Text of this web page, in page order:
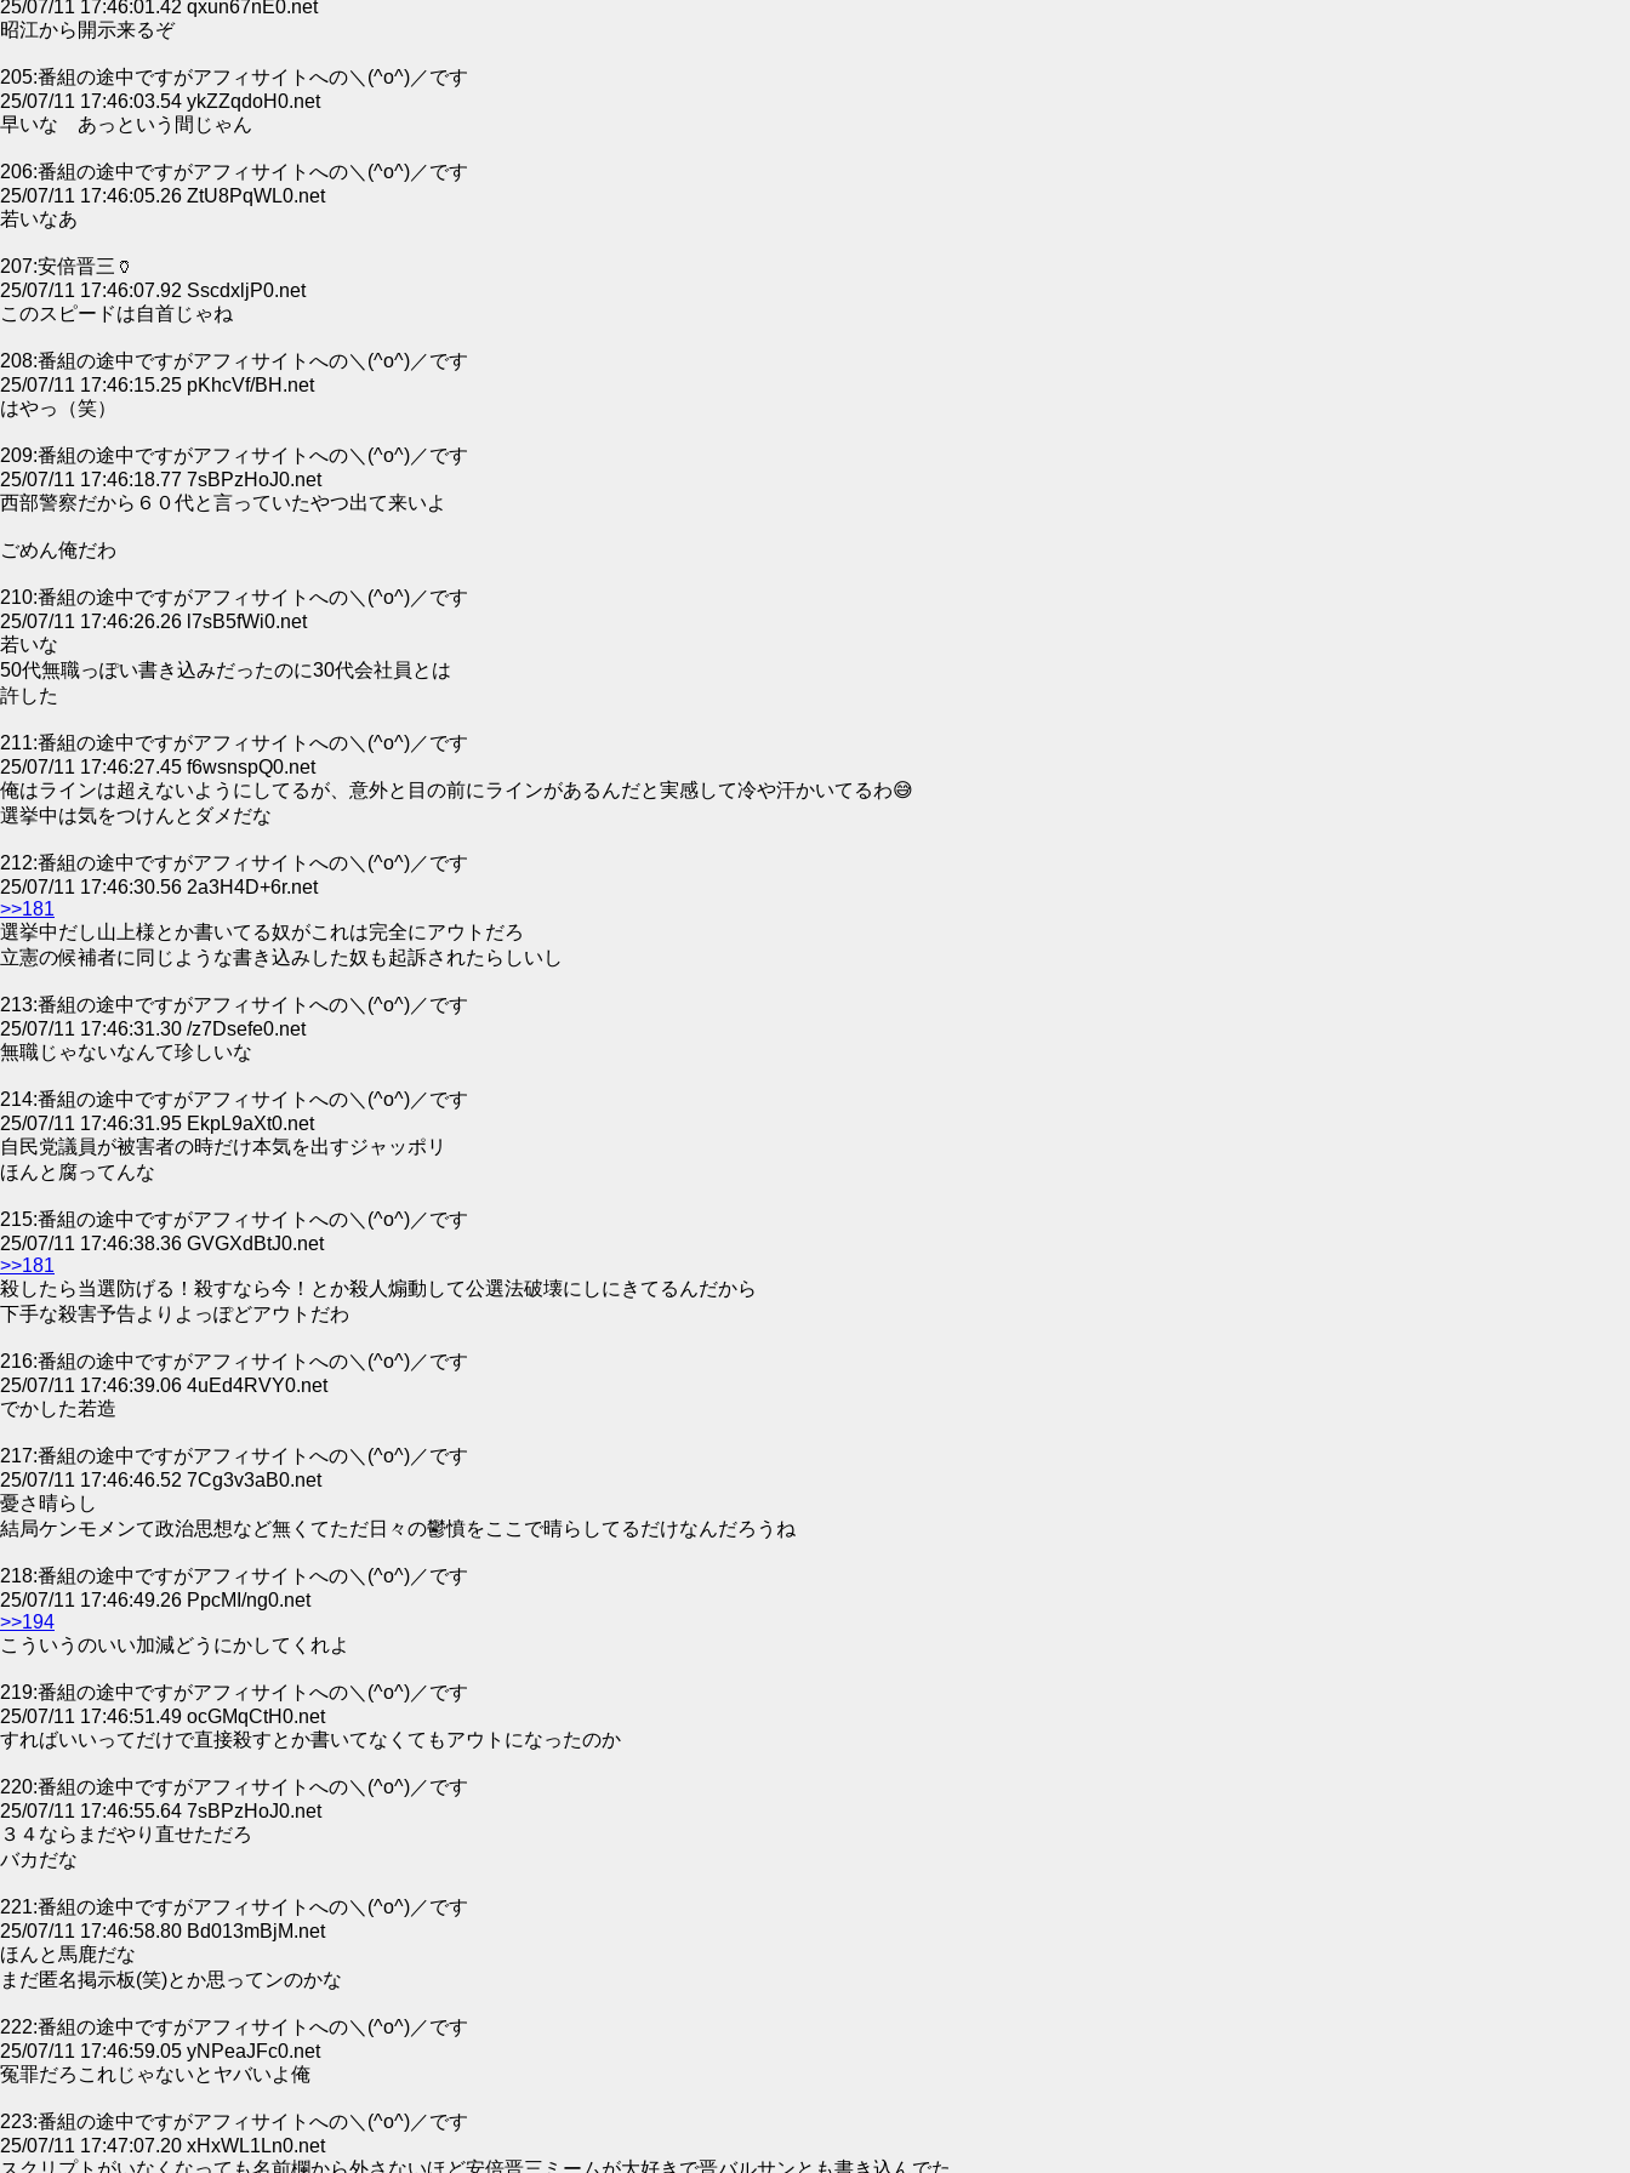
25/07/11 17:46:01.42 qxun67nE0.net
昭江から開示来るぞ
205:番組の途中ですがアフィサイトへの＼(^o^)／です
25/07/11 17:46:03.54 ykZZqdoH0.net
早いな あっという間じゃん
206:番組の途中ですがアフィサイトへの＼(^o^)／です
25/07/11 17:46:05.26 ZtU8PqWL0.net
若いなあ
207:安倍晋三🏺
25/07/11 17:46:07.92 SscdxljP0.net
このスピードは自首じゃね
208:番組の途中ですがアフィサイトへの＼(^o^)／です
25/07/11 17:46:15.25 pKhcVf/BH.net
はやっ（笑）
209:番組の途中ですがアフィサイトへの＼(^o^)／です
25/07/11 17:46:18.77 7sBPzHoJ0.net
西部警察だから６０代と言っていたやつ出て来いよ
ごめん俺だわ
210:番組の途中ですがアフィサイトへの＼(^o^)／です
25/07/11 17:46:26.26 l7sB5fWi0.net
若いな
50代無職っぽい書き込みだったのに30代会社員とは
許した
211:番組の途中ですがアフィサイトへの＼(^o^)／です
25/07/11 17:46:27.45 f6wsnspQ0.net
俺はラインは超えないようにしてるが、意外と目の前にラインがあるんだと実感して冷や汗かいてるわ😅
選挙中は気をつけんとダメだな
212:番組の途中ですがアフィサイトへの＼(^o^)／です
25/07/11 17:46:30.56 2a3H4D+6r.net
>>181
選挙中だし山上様とか書いてる奴がこれは完全にアウトだろ
立憲の候補者に同じような書き込みした奴も起訴されたらしいし
213:番組の途中ですがアフィサイトへの＼(^o^)／です
25/07/11 17:46:31.30 /z7Dsefe0.net
無職じゃないなんて珍しいな
214:番組の途中ですがアフィサイトへの＼(^o^)／です
25/07/11 17:46:31.95 EkpL9aXt0.net
自民党議員が被害者の時だけ本気を出すジャッポリ
ほんと腐ってんな
215:番組の途中ですがアフィサイトへの＼(^o^)／です
25/07/11 17:46:38.36 GVGXdBtJ0.net
>>181
殺したら当選防げる！殺すなら今！とか殺人煽動して公選法破壊にしにきてるんだから
下手な殺害予告よりよっぽどアウトだわ
216:番組の途中ですがアフィサイトへの＼(^o^)／です
25/07/11 17:46:39.06 4uEd4RVY0.net
でかした若造
217:番組の途中ですがアフィサイトへの＼(^o^)／です
25/07/11 17:46:46.52 7Cg3v3aB0.net
憂さ晴らし
結局ケンモメンて政治思想など無くてただ日々の鬱憤をここで晴らしてるだけなんだろうね
218:番組の途中ですがアフィサイトへの＼(^o^)／です
25/07/11 17:46:49.26 PpcMI/ng0.net
>>194
こういうのいい加減どうにかしてくれよ
219:番組の途中ですがアフィサイトへの＼(^o^)／です
25/07/11 17:46:51.49 ocGMqCtH0.net
すればいいってだけで直接殺すとか書いてなくてもアウトになったのか
220:番組の途中ですがアフィサイトへの＼(^o^)／です
25/07/11 17:46:55.64 7sBPzHoJ0.net
３４ならまだやり直せただろ
バカだな
221:番組の途中ですがアフィサイトへの＼(^o^)／です
25/07/11 17:46:58.80 Bd013mBjM.net
ほんと馬鹿だな
まだ匿名掲示板(笑)とか思ってンのかな
222:番組の途中ですがアフィサイトへの＼(^o^)／です
25/07/11 17:46:59.05 yNPeaJFc0.net
冤罪だろこれじゃないとヤバいよ俺
223:番組の途中ですがアフィサイトへの＼(^o^)／です
25/07/11 17:47:07.20 xHxWL1Ln0.net
スクリプトがいなくなっても名前欄から外さないほど安倍晋三ミームが大好きで晋バルサンとも書き込んでた